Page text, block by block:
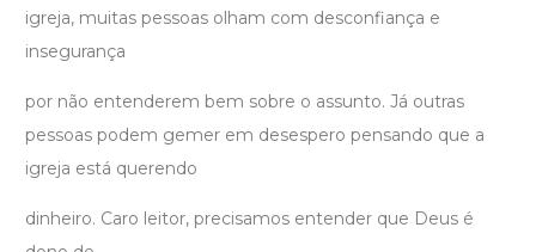
igreja, muitas pessoas olham com desconfiança e
insegurança
por não entenderem bem sobre o assunto. Já outras
pessoas podem gemer em desespero pensando que a
igreja está querendo
dinheiro. Caro leitor, precisamos entender que Deus é